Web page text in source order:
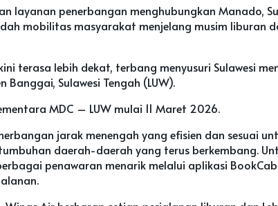
layanan penerbangan menghubungkan Manado,
mobilitas masyarakat menjelang musim liburan
terasa lebih dekat, terbang menyusuri Sulawesi
Sulawesi Tengah (LUW).
MDC – LUW mulai 11 Maret 2026.
jarak menengah yang efisien dan sesuai
daerah-daerah yang terus berkembang.
penawaran menarik melalui aplikasi